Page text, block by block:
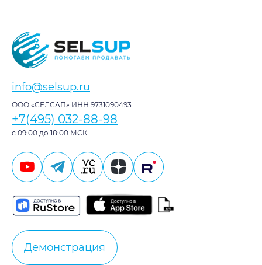
info@selsup.ru
ООО «СЕЛСАП» ИНН 9731090493
+7(495) 032-88-98
с 09:00 до 18:00 МСК
Демонстрация